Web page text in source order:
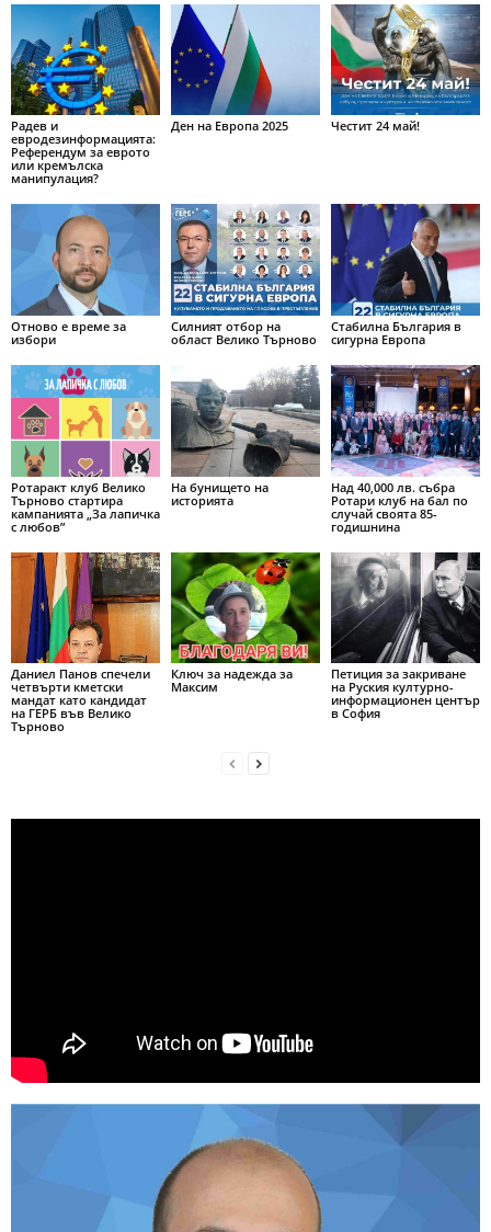
Радев и
евродезинформацията:
Референдум за еврото
или кремълска
манипулация?
Ден на Европа 2025 Честит 24 май!
Отново е време за
избори
Силният отбор на
област Велико Търново
Стабилна България в
сигурна Европа
Ротаракт клуб Велико
Търново стартира
кампанията „За лапичка
с любов”
На бунището на
историята
Над 40,000 лв. събра
Ротари клуб на бал по
случай своята 85-
годишнина
Даниел Панов спечели
четвърти кметски
мандат като кандидат
на ГЕРБ във Велико
Търново
Ключ за надежда за
Максим
Петиция за закриване
на Руския културно-
информационен център
в София